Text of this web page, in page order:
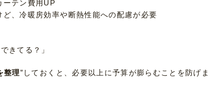
テン費用UP
、冷暖房効率や断熱性能への配慮が必要
きてる？」
整理”しておくと、必要以上に予算が膨らむことを防げま